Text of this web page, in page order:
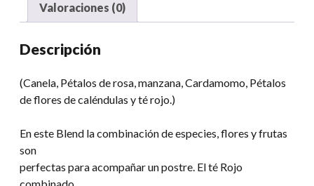
Valoraciones (0)
Descripción
(Canela, Pétalos de rosa, manzana, Cardamomo, Pétalos
de flores de caléndulas y té rojo.)
En este Blend la combinación de especies, flores y frutas
son
perfectas para acompañar un postre. El té Rojo